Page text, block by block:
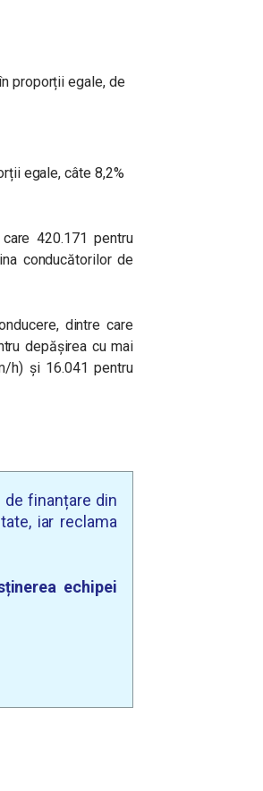
proporții egale, de
egale, câte 8,2%
420.171 pentru
conducătorilor de
dintre care
depășirea cu mai
h) și 16.041 pentru
finanțare din
iar reclama
echipei